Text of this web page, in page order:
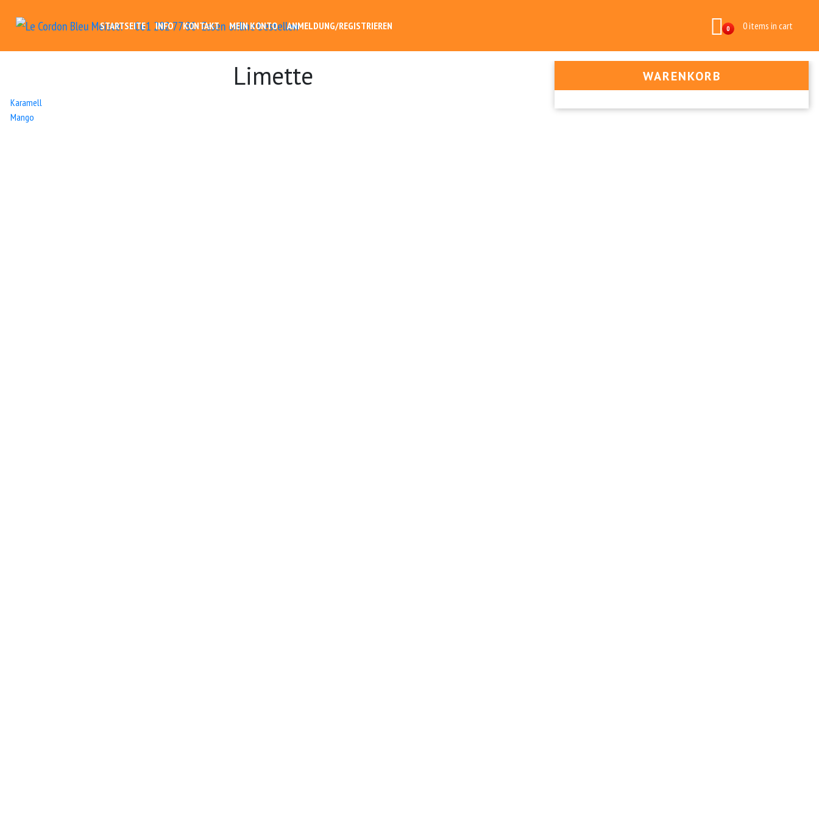
STARTSEITE INFO KONTAKT MEIN KONTO ANMELDUNG/REGISTRIEREN 0 0 items in cart
Limette
Beitrags-
Navigation
Karamell
Mango
WARENKORB